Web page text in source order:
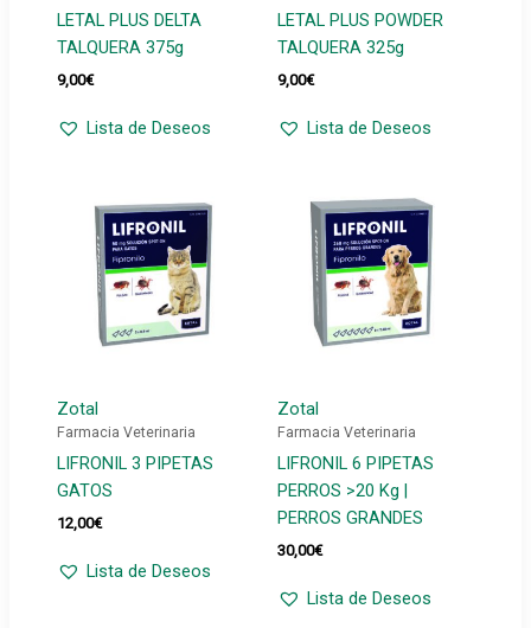
LETAL PLUS DELTA
TALQUERA 375g
9,00€
Lista de Deseos
LETAL PLUS POWDER
TALQUERA 325g
9,00€
Lista de Deseos
Zotal
Farmacia Veterinaria
LIFRONIL 3 PIPETAS
GATOS
12,00€
Lista de Deseos
Zotal
Farmacia Veterinaria
LIFRONIL 6 PIPETAS
PERROS >20 Kg |
PERROS GRANDES
30,00€
Lista de Deseos